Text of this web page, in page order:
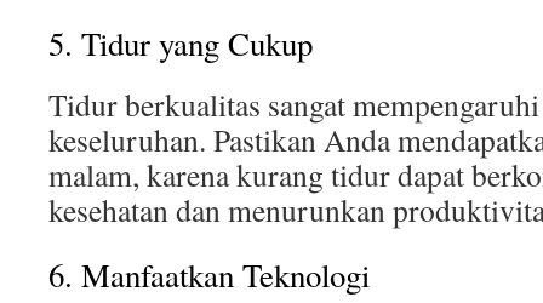
5. Tidur yang Cukup
Tidur berkualitas sangat mempengaruhi
keseluruhan. Pastikan Anda
malam, karena kurang tidur dapat
kesehatan dan menurunkan
6. Manfaatkan Teknologi